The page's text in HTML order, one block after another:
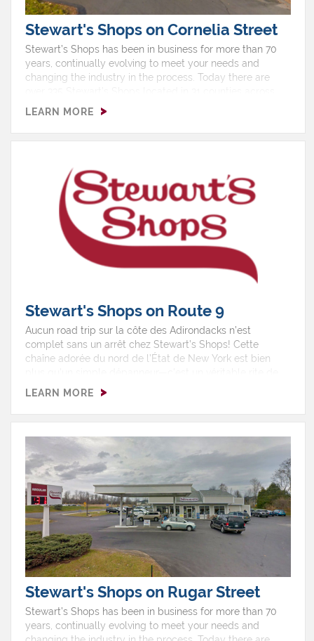
Stewart's Shops on Cornelia Street
Stewart’s Shops has been in business for more than 70
years, continually evolving to meet your needs and
changing the industry in the process. Today there are
upstate New York and southern Vermont, with two thirds
AMTuesday 5:00 AM - 12:00 AMWednesday 5:00 AM -
12:00 AMShop Features: Ice Cream, ATM, EBT, Free Air,
Gas, Non Ethanol, Pizza, Restroom
LEARN MORE
Stewart's Shops on Route 9
Aucun road trip sur la côte des Adirondacks n’est
complet sans un arrêt chez Stewart’s Shops! Cette
chaîne adorée du nord de l’État de New York est bien
passage. Faites le plein (pour votre voiture et vos
primée, et parcourez les étagères à la recherche de
régionales uniques.
LEARN MORE
Stewart's Shops on Rugar Street
Stewart’s Shops has been in business for more than 70
years, continually evolving to meet your needs and